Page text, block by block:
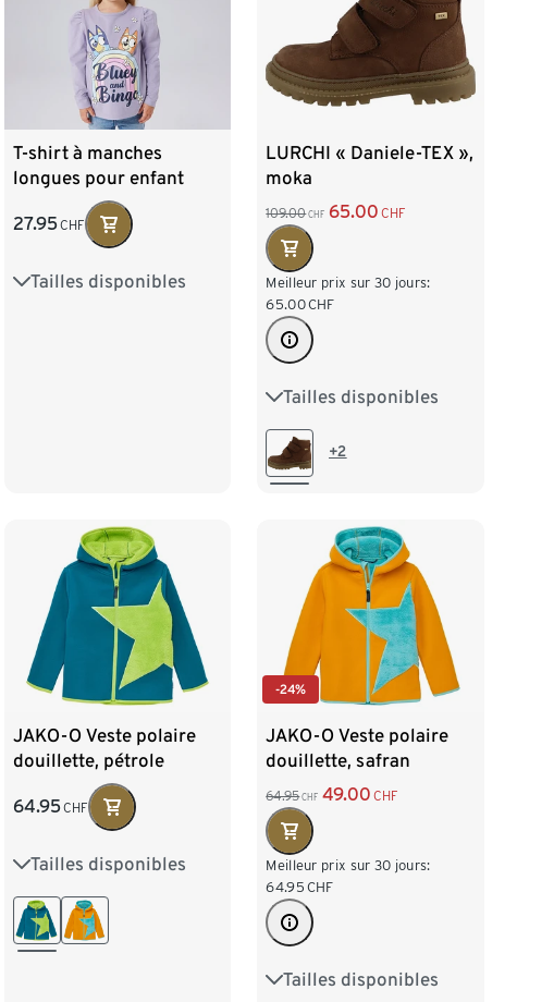
T-shirt à manches
longues pour enfant
NAME IT « BLUEY »
27.95CHF
Tailles disponibles
92 98 104 110
LURCHI « Daniele-TEX »,
moka
109.00 CHF 65.00 CHF
Meilleur prix sur 30 jours:
65.00CHF
Tailles disponibles
31 32 33 34
35 +2
JAKO-O Veste polaire
douillette, pétrole
64.95CHF
Tailles disponibles
80/86 92/98
104/110
-24%
JAKO-O Veste polaire
douillette, safran
64.95 CHF 49.00 CHF
Meilleur prix sur 30 jours:
64.95 CHF
Tailles disponibles
80/86 92/98